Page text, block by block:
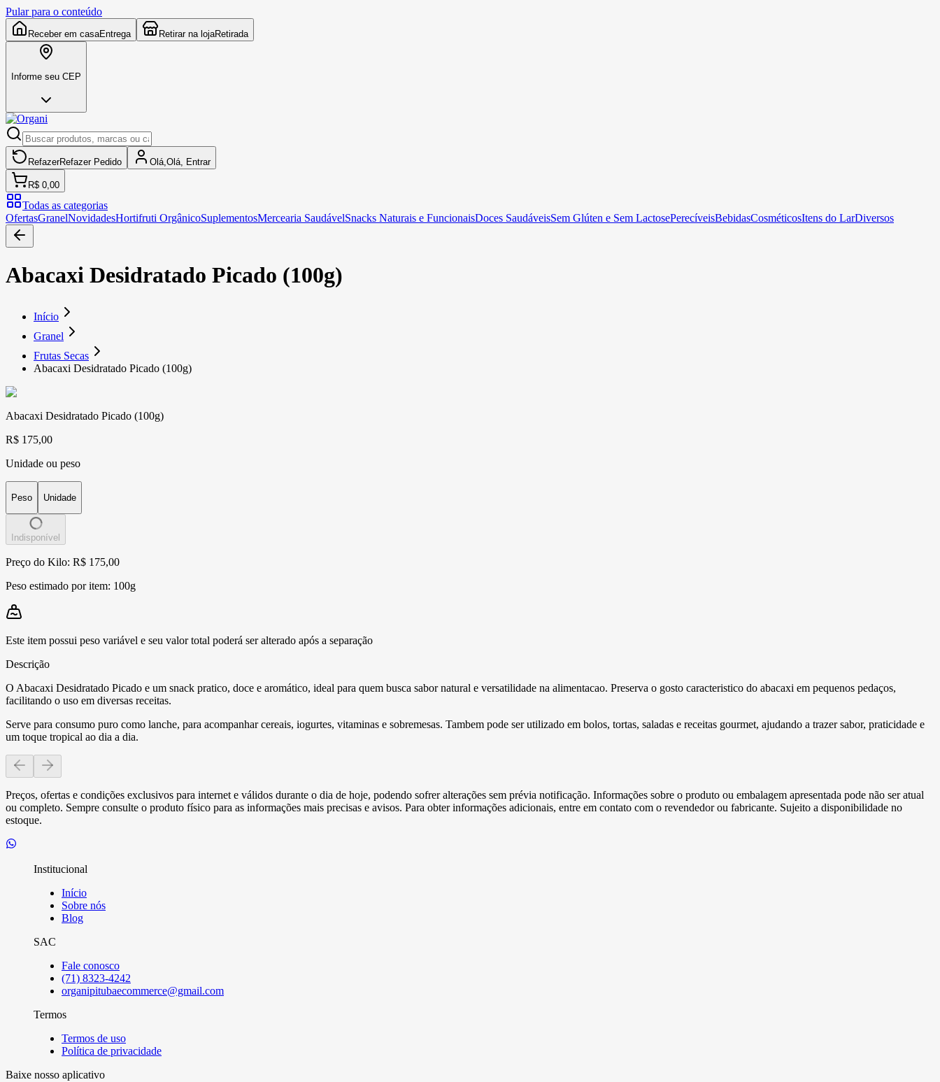
Pular para o conteúdo
Receber em casaEntrega Retirar na lojaRetirada
Informe seu CEP
RefazerRefazer Pedido Olá, Olá, Entrar
R$ 0,00
Todas as categorias
OfertasGranelNovidadesHortifruti OrgânicoSuplementosMercearia SaudávelSnacks Naturais e FuncionaisDoces SaudáveisSem Glúten e Sem LactosePerecíveisBebidasCosméticosItens do LarDiversos
Abacaxi Desidratado Picado (100g)
Início
Granel
Frutas Secas
Abacaxi Desidratado Picado (100g)
Abacaxi Desidratado Picado (100g)
R$ 175,00
Unidade ou peso
Peso Unidade
Indisponível
Preço do Kilo: R$ 175,00
Peso estimado por item: 100g
Este item possui peso variável e seu valor total poderá ser alterado após a separação
Descrição
O Abacaxi Desidratado Picado e um snack pratico, doce e aromático, ideal para quem busca sabor natural e versatilidade na alimentacao. Preserva o gosto caracteristico do abacaxi em pequenos pedaços,
facilitando o uso em diversas receitas.
Serve para consumo puro como lanche, para acompanhar cereais, iogurtes, vitaminas e sobremesas. Tambem pode ser utilizado em bolos, tortas, saladas e receitas gourmet, ajudando a trazer sabor, praticidade e
um toque tropical ao dia a dia.
Preços, ofertas e condições exclusivos para internet e válidos durante o dia de hoje, podendo sofrer alterações sem prévia notificação. Informações sobre o produto ou embalagem apresentada pode não ser atual
ou completo. Sempre consulte o produto físico para as informações mais precisas e avisos. Para obter informações adicionais, entre em contato com o revendedor ou fabricante. Sujeito a disponibilidade no
estoque.
Institucional
Início
Sobre nós
Blog
SAC
Fale conosco
(71) 8323-4242
organipitubaecommerce@gmail.com
Termos
Termos de uso
Política de privacidade
Baixe nosso aplicativo